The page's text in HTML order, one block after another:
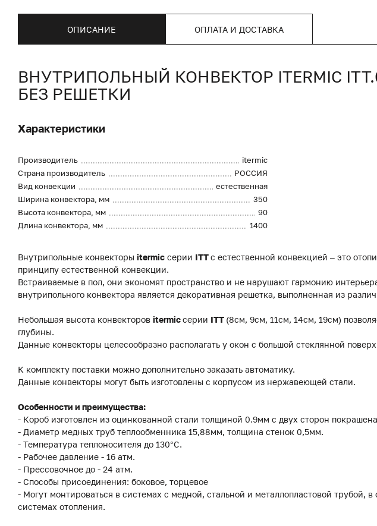
ОПИСАНИЕ ОПЛАТА И ДОСТАВКА
ВНУТРИПОЛЬНЫЙ КОНВЕКТОР ITERMIC
БЕЗ РЕШЕТКИ
Характеристики
Производитель
itermic
Страна производитель
РОССИЯ
Вид конвекции
естественная
Ширина конвектора, мм
350
Высота конвектора, мм
90
Длина конвектора, мм
1400
Внутрипольные конвекторы itermic серии ITTс естественной конвекцией – это
принципу естественной конвекции.
Встраиваемые в пол, они экономят пространство и не нарушают гармонию
внутрипольного конвектора является декоративная решетка, выполненная из
Небольшая высота конвекторов itermicсерии ITT (8см, 9см, 11см, 14см, 19см)
глубины.
Данные конвекторы целесообразно располагать у окон с большой стеклянной
К комплекту поставки можно дополнительно заказать автоматику.
Данные конвекторы могут быть изготовлены с корпусом из нержавеющей стали.
Особенности и преимущества:
- Короб изготовлен из оцинкованной стали толщиной 0.9мм с двух сторон
- Диаметр медных труб теплообменника 15,88мм, толщина стенок 0,5мм.
- Температура теплоносителя до 130°C.
- Рабочее давление - 16 атм.
- Прессовочное до - 24 атм.
- Способы присоединения: боковое, торцевое
- Могут монтироваться в системах с медной, стальной и металлопластовой трубой,
системах отопления.